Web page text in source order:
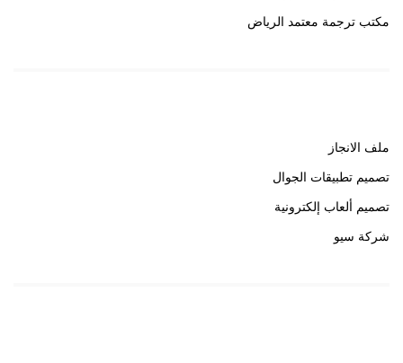
مكتب ترجمة معتمد الرياض
ملف الانجاز
تصميم تطبيقات الجوال
تصميم ألعاب إلكترونية
شركة سيو